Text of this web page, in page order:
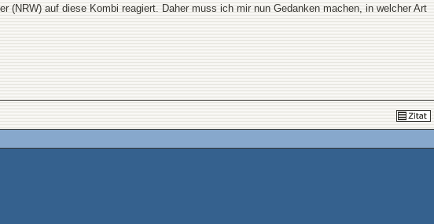
auf diese Kombi reagiert. Daher muss ich mir nun Gedanken machen, in welcher Art